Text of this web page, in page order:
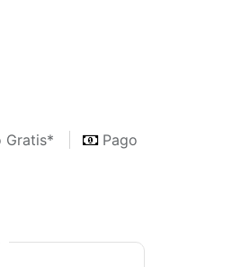
Gratis*
Pago